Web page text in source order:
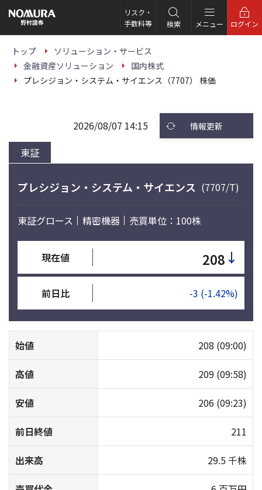
の
ー
リスク・
手数料等
検索 メニュー ログイン
トップ
ソリューション・サービス
金融資産ソリューション
国内株式
プレシジョン・システム・サイエンス（7707） 株価
東証
2026/08/07 14:15 情報更新
プレシジョン・システム・サイエンス (7707/T)
東証グロース 精密機器 売買単位：100株
現在値 208 ↓
前日比 -3 (-1.42%)
始値 208 (09:00)
高値 209 (09:58)
安値 206 (09:23)
前日終値 211
出来高 29.5 千株